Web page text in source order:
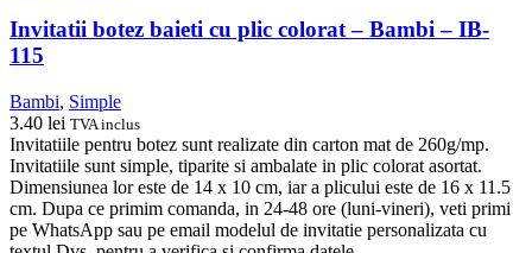
Invitatii botez baieti cu plic colorat – Bambi – IB-
115
Bambi, Simple
3.40 lei TVA inclus
Invitatiile pentru botez sunt realizate din carton mat de 260g/mp.
Invitatiile sunt simple, tiparite si ambalate in plic colorat asortat.
Dimensiunea lor este de 14 x 10 cm, iar a plicului este de 16 x 11.5
cm. Dupa ce primim comanda, in 24-48 ore (luni-vineri), veti primi
pe WhatsApp sau pe email modelul de invitatie personalizata cu